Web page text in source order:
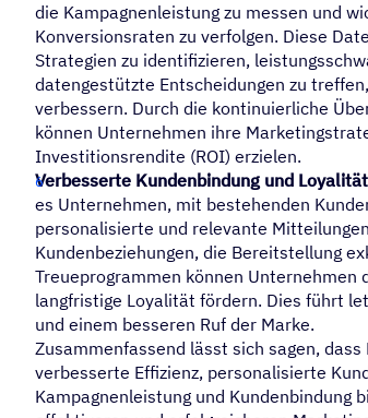
die Kampagnenleistung zu messen und
Konversionsraten zu verfolgen. Diese
Strategien zu identifizieren,
datengestützte Entscheidungen zu
verbessern. Durch die kontinuierliche
können Unternehmen ihre
Investitionsrendite (ROI) erzielen.
Verbesserte Kundenbindung und
es Unternehmen, mit bestehenden
personalisierte und relevante
Kundenbeziehungen, die Bereitstellung
Treueprogrammen können Unternehmen
langfristige Loyalität fördern. Dies führt
und einem besseren Ruf der Marke.
Zusammenfassend lässt sich sagen,
verbesserte Effizienz, personalisierte
Kampagnenleistung und Kundenbindung